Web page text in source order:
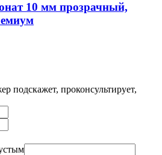
10 мм прозрачный,
подскажет, проконсультирует,